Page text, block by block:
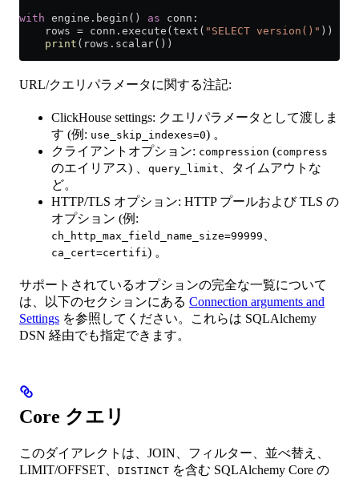
with engine.begin() as conn:
    rows
= conn.execute(text( "SELECT version()" ))
    print
(rows.scalar())
URL/クエリパラメータに関する注記:
ClickHouse settings: クエリパラメータとして渡しま
す (例: use_skip_indexes=0) 。
クライアントオプション: compression (compress
のエイリアス) 、 query_limit
、タイムアウトな
ど。
HTTP/TLS オプション: HTTP プールおよび TLS の
オプション (例:
ch_http_max_field_name_size=99999
ca_cert=certifi) 。
サポートされているオプションの完全な一覧について
は、以下のセクションにある Connection arguments and
Settings を参照してください。これらは SQLAlchemy
DSN 経由でも指定できます。
Core クエリ
このダイアレクトは、JOIN、フィルター、並べ替え、
LIMIT/OFFSET、 DISTINCT を含む SQLAlchemy Core の